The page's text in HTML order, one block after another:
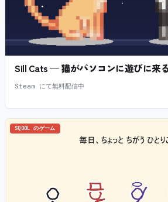
Sill Cats — 猫がパソコンに遊びに来
Steam にて無料配信中
SQOOL のゲーム